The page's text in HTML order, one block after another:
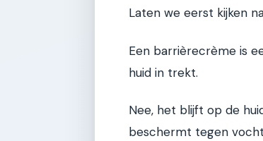
Laten we eerst kijken
Een barrièrecrème is
huid in trekt.
Nee, het blijft op de
beschermt tegen